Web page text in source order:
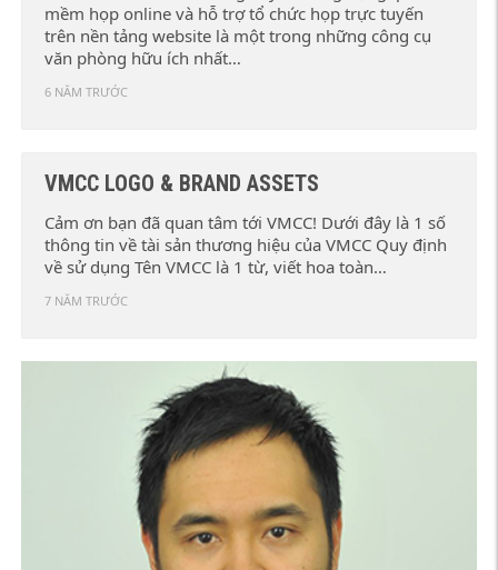
mềm họp online và hỗ trợ tổ chức họp trực tuyến
trên nền tảng website là một trong những công cụ
văn phòng hữu ích nhất…
6 NĂM TRƯỚC
VMCC LOGO & BRAND ASSETS
Cảm ơn bạn đã quan tâm tới VMCC! Dưới đây là 1 số
thông tin về tài sản thương hiệu của VMCC Quy định
về sử dụng Tên VMCC là 1 từ, viết hoa toàn…
7 NĂM TRƯỚC